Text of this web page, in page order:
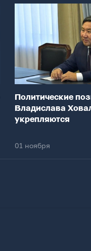
Политические
Владислава
укрепляются
01 ноября